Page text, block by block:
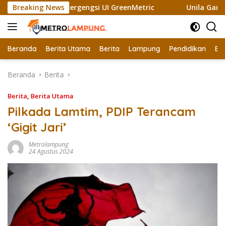
Langsung
ke
konten
Breaking News
Sertifikat Bergengsi UI GreenMetric Unila Gandeng
Beranda Berita Utama Berita Lampung Pendidikan
Beranda Berita
Berita, Berita Utama
Pilkada Lamtim, PDIP Terancam
‘Gigit Jari’
Metrolampung
24 Agustus 2024